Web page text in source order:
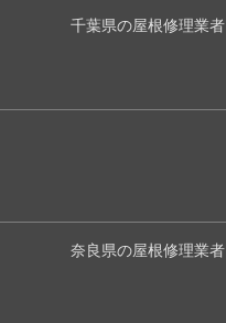
千葉県の屋根修理業者
奈良県の屋根修理業者